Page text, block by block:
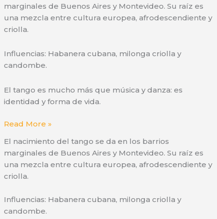
marginales de Buenos Aires y Montevideo. Su raíz es
una mezcla entre cultura europea, afrodescendiente y
criolla.
Influencias: Habanera cubana, milonga criolla y
candombe.
El tango es mucho más que música y danza: es
identidad y forma de vida.
Nacimiento
Tango
Read More »
El nacimiento del tango se da en los barrios
marginales de Buenos Aires y Montevideo. Su raíz es
una mezcla entre cultura europea, afrodescendiente y
criolla.
Influencias: Habanera cubana, milonga criolla y
candombe.